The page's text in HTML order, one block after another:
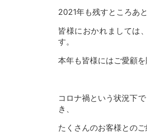
2021年も残すところあ
皆様におかれましては
す。
本年も皆様にはご愛顧
コロナ禍という状況下
き、
たくさんのお客様との